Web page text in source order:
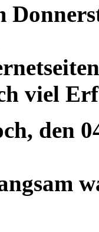
viel
den